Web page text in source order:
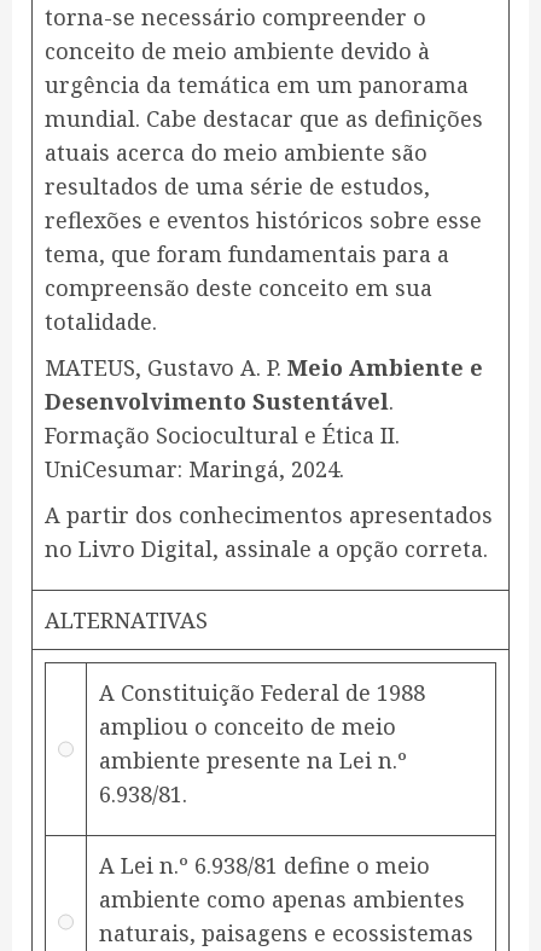
torna-se necessário compreender o
conceito de meio ambiente devido à
urgência da temática em um panorama
mundial. Cabe destacar que as definições
atuais acerca do meio ambiente são
resultados de uma série de estudos,
reflexões e eventos históricos sobre esse
tema, que foram fundamentais para a
compreensão deste conceito em sua
totalidade.
MATEUS, Gustavo A. P. Meio Ambiente e
Desenvolvimento Sustentável.
Formação Sociocultural e Ética II.
UniCesumar: Maringá, 2024.
A partir dos conhecimentos apresentados
no Livro Digital, assinale a opção correta.
ALTERNATIVAS
A Constituição Federal de 1988
ampliou o conceito de meio
ambiente presente na Lei n.º
6.938/81.
A Lei n.º 6.938/81 define o meio
ambiente como apenas ambientes
naturais, paisagens e ecossistemas